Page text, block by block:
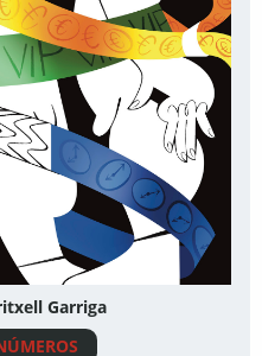
Garriga